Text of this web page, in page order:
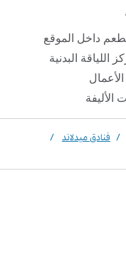
داخل الموقع
اللياقة البدنية
الأليفة
/ فنادق ميدلاند
/